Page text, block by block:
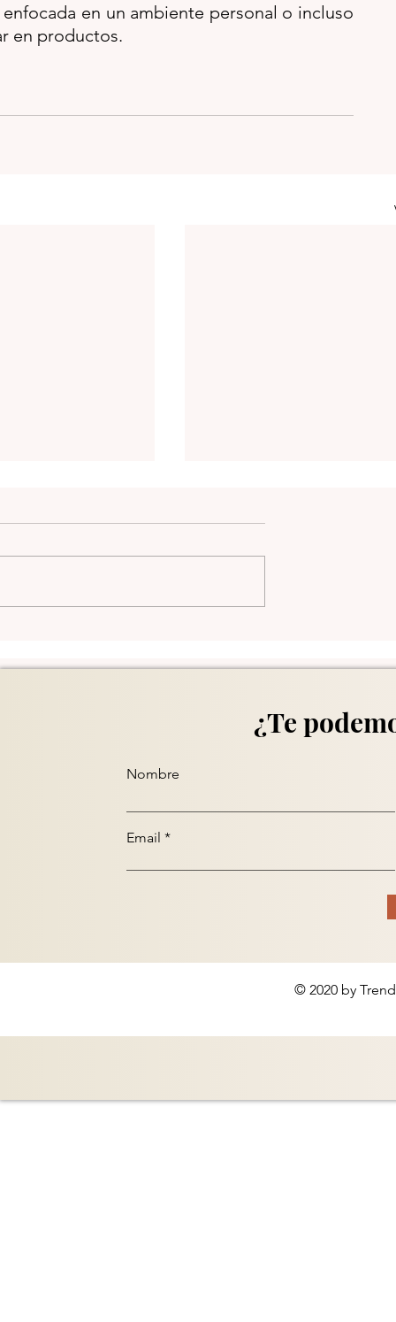
en un ambiente personal o incluso
en productos.
¿Te
Nombre
Email
© 2020 by